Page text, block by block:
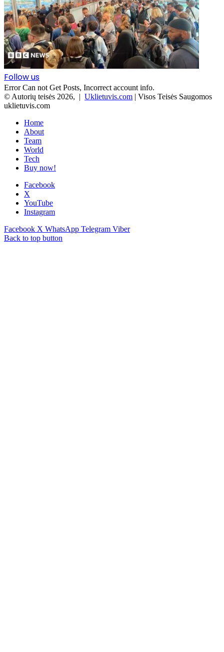
Follow us
Error Can not Get Posts, Incorrect account info.
© Autorių teisės 2026, | Uklietuvis.com | Visos Teisės Saugomos
uklietuvis.com
Home
About
Team
World
Tech
Buy now!
Facebook
X
YouTube
Instagram
Facebook X WhatsApp Telegram Viber
Back to top button